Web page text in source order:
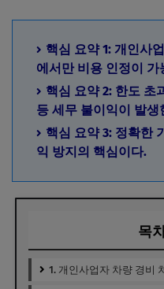
핵심 요약 1: 개인사
에서만 비용 인정이 가
핵심 요약 2: 한도 초
등 세무 불이익이 발생
핵심 요약 3: 정확한
익 방지의 핵심이다.
목
1. 개인사업자 차량 경비